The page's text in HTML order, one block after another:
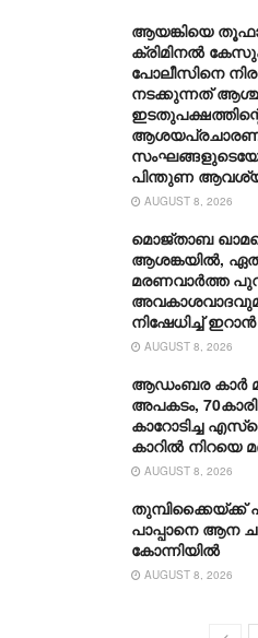
ആയങ്കിയെ
ക്രിമിനൽ
പോലീസിനെ
നടക്കുന്നത്
പിന്തുണ
AUGUST 8, 2026
മൊജ്താബ
ആശങ്കയിൽ, ഏതു
മരണവാർത്ത
നിഷേധിച്ച് ഇറാൻ
AUGUST 8, 2026
ആഡംബര കാര്‍
അപകടം,
കാറോടിച്ച
കാറില്‍ നിറയെ
AUGUST 8, 2026
തുമ്പിക്കൈയ്ക്ക്
പാപ്പാനെ ആന
കോന്നിയിൽ
AUGUST 8, 2026